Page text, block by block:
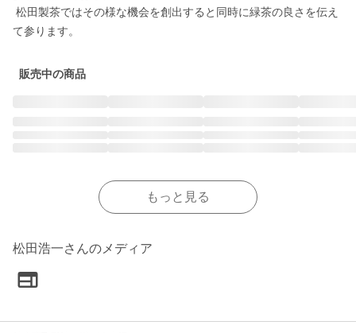
て参ります。
販売中の商品
もっと見る
松田浩一さんのメディア